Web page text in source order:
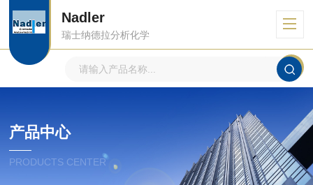
Nadler
瑞士纳德拉分析化学
产品中心
PRODUCTS CENTER